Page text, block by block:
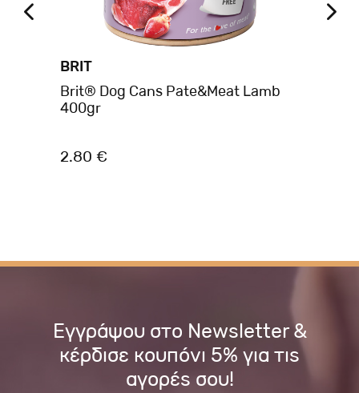
BRIT
Brit® Dog Cans Pate&Meat Lamb
400gr
2.80 €
Εγγράψου στο Newsletter &
κέρδισε κουπόνι 5% για τις
αγορές σου!